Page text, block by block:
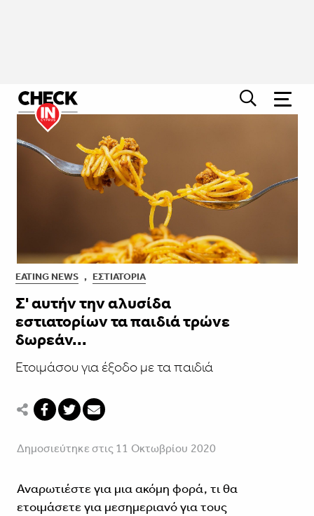
EATING NEWS , ΕΣΤΙΑΤΌΡΙΑ
Σ' αυτήν την αλυσίδα
εστιατορίων τα παιδιά τρώνε
δωρεάν...
Ετοιμάσου για έξοδο με τα παιδιά
Δημοσιεύτηκε στις 11 Οκτωβρίου 2020
Αναρωτιέστε για μια ακόμη φορά, τι θα
ετοιμάσετε για μεσημεριανό για τους